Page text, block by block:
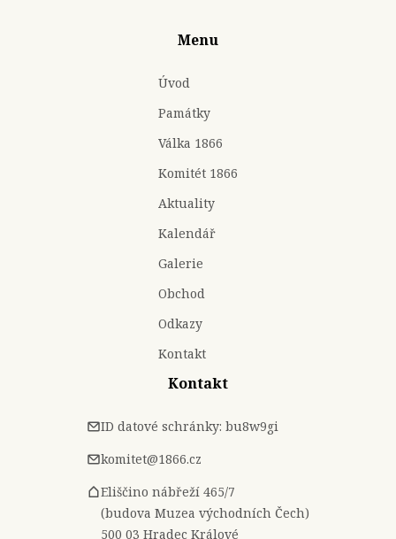
Menu
Úvod
Památky
Válka 1866
Komitét 1866
Aktuality
Kalendář
Galerie
Obchod
Odkazy
Kontakt
Kontakt
ID datové schránky: bu8w9gi
komitet@1866.cz
Eliščino nábřeží 465/7
(budova Muzea východních Čech)
500 03 Hradec Králové